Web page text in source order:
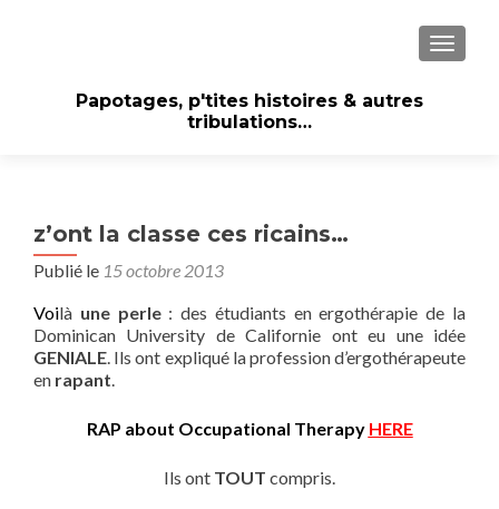
Papotages, p'tites histoires & autres
tribulations…
z’ont la classe ces ricains…
Publié le 15 octobre 2013
Voilà une perle: des étudiants en ergothérapie de la
Dominican University de Californie ont eu une idée
GENIALE. Ils ont expliqué la profession d’ergothérapeute
en rapant.
RAP about Occupational Therapy HERE
Ils ont TOUT compris.